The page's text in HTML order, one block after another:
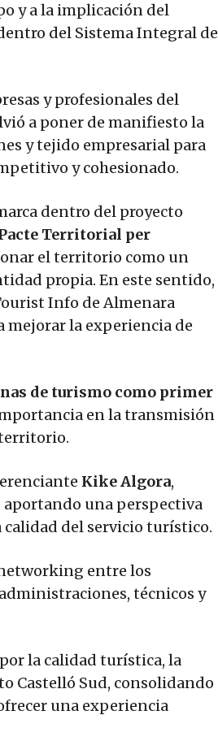
y a la implicación del
del Sistema Integral de
y profesionales del
a poner de manifiesto la
y tejido empresarial para
y cohesionado.
dentro del proyecto
Territorial per
el territorio como un
propia. En este sentido,
Info de Almenara
mejorar la experiencia de
de turismo como primer
en la transmisión
Kike Algora,
una perspectiva
calidad del servicio turístico.
entre los
técnicos y
la calidad turística, la
Castelló Sud, consolidando
una experiencia